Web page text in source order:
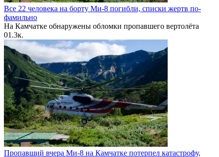
Все 22 человека на борту Ми-8 погибли, списки жертв по-
фамильно
На Камчатке обнаружены обломки пропавшего вертолёта
01.3к.
Пропавший вчера Ми-8 на Камчатке потерпел катастрофу,